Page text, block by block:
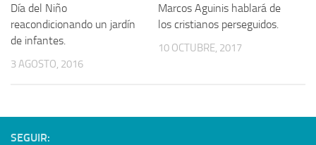
Día del Niño
reacondicionando un jardín
de infantes.
3 AGOSTO, 2016
Marcos Aguinis hablará de
los cristianos perseguidos.
10 OCTUBRE, 2017
SEGUIR: